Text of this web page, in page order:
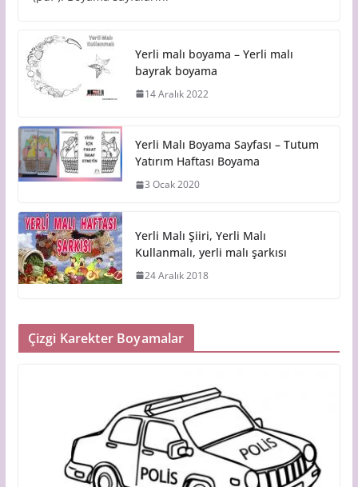
Yerli malı boyama – Yerli malı
bayrak boyama
14 Aralık 2022
Yerli Malı Boyama Sayfası – Tutum
Yatırım Haftası Boyama
3 Ocak 2020
Yerli Malı Şiiri, Yerli Malı
Kullanmalı, yerli malı şarkısı
24 Aralık 2018
Çizgi Karekter Boyamalar